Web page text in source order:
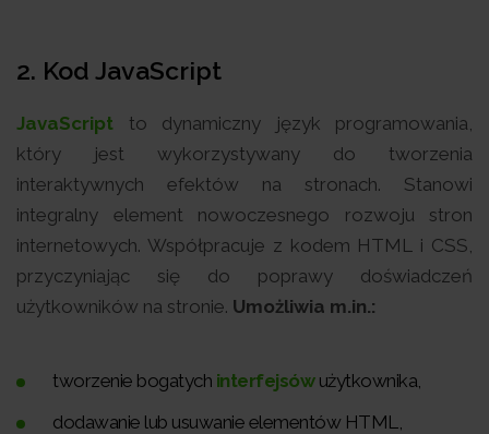
2. Kod JavaScript
JavaScript to dynamiczny język programowania,
który jest wykorzystywany do tworzenia
interaktywnych efektów na stronach. Stanowi
integralny element nowoczesnego rozwoju stron
internetowych. Współpracuje z kodem HTML i CSS,
przyczyniając się do poprawy doświadczeń
użytkowników na stronie. Umożliwia m.in.:
tworzenie bogatych interfejsówużytkownika,
dodawanie lub usuwanie elementów HTML,